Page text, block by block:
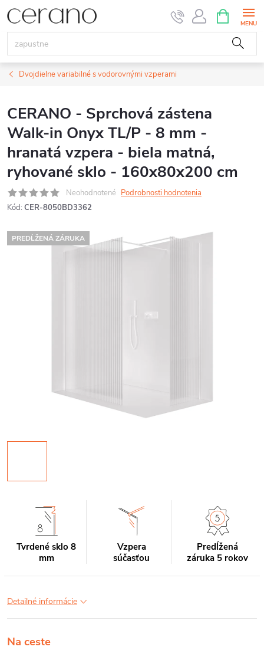
Prejsť
na
obsah
KOŠÍK
Dvojdielne variabilné s vodorovnými vzperami
CERANO - Sprchová zástena
Walk-in Onyx TL/P - 8 mm -
hranatá vzpera - biela matná,
ryhované sklo - 160x80x200 cm
Neohodnotené Podrobnosti hodnotenia
Kód: CER-8050BD3362
PREDĹŽENÁ ZÁRUKA
Tvrdené sklo 8
mm
Vzpera
súčasťou
Predĺžená
záruka 5 rokov
Detailné informácie
Na ceste